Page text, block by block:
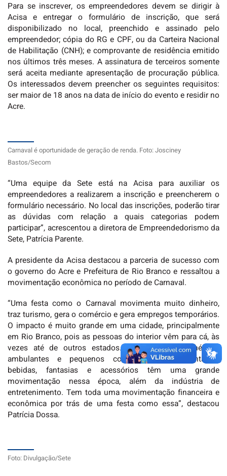
Para se inscrever, os empreendedores devem se dirigir à
Acisa e entregar o formulário de inscrição, que será
disponibilizado no local, preenchido e assinado pelo
empreendedor; cópia do RG e CPF, ou da Carteira Nacional
de Habilitação (CNH); e comprovante de residência emitido
nos últimos três meses. A assinatura de terceiros somente
será aceita mediante apresentação de procuração pública.
Os interessados devem preencher os seguintes requisitos:
ser maior de 18 anos na data de início do evento e residir no
Acre.
Carnaval é oportunidade de geração de renda. Foto: Josciney
Bastos/Secom
“Uma equipe da Sete está na Acisa para auxiliar os
empreendedores a realizarem a inscrição e preencherem o
formulário necessário. No local das inscrições, poderão tirar
as dúvidas com relação a quais categorias podem
participar”, acrescentou a diretora de Empreendedorismo da
Sete, Patrícia Parente.
A presidente da Acisa destacou a parceria de sucesso com
o governo do Acre e Prefeitura de Rio Branco e ressaltou a
movimentação econômica no período de Carnaval.
“Uma festa como o Carnaval movimenta muito dinheiro,
traz turismo, gera o comércio e gera empregos temporários.
O impacto é muito grande em uma cidade, principalmente
em Rio Branco, pois as pessoas do interior vêm para cá, às
vezes até de outros estados. Os pequenos comércios
ambulantes e pequenos comércios de alimentação,
bebidas, fantasias e acessórios têm uma grande
movimentação nessa época, além da indústria de
entretenimento. Tem toda uma movimentação financeira e
econômica por trás de uma festa como essa”, destacou
Patrícia Dossa.
Foto: Divulgação/Sete